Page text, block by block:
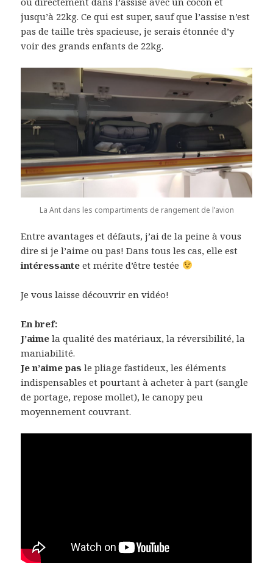
jusqu’à 22kg. Ce qui est super, sauf que l’assise n’est
pas de taille très spacieuse, je serais étonnée d’y
voir des grands enfants de 22kg.
La Ant dans les compartiments de rangement de l’avion
Entre avantages et défauts, j’ai de la peine à vous
dire si je l’aime ou pas! Dans tous les cas, elle est
intéressanteet mérite d’être testée
Je vous laisse découvrir en vidéo!
En bref:
J’aime la qualité des matériaux, la réversibilité, la
maniabilité.
Je n’aime pas le pliage fastideux, les éléments
indispensables et pourtant à acheter à part (sangle
de portage, repose mollet), le canopy peu
moyennement couvrant.